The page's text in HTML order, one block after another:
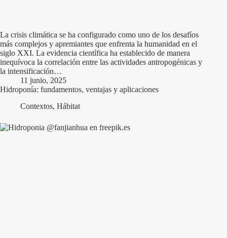
La crisis climática se ha configurado como uno de los desafíos
más complejos y apremiantes que enfrenta la humanidad en el
siglo XXI. La evidencia científica ha establecido de manera
inequívoca la correlación entre las actividades antropogénicas y
la intensificación…
11 junio, 2025
Hidroponía: fundamentos, ventajas y aplicaciones
Contextos, Hábitat